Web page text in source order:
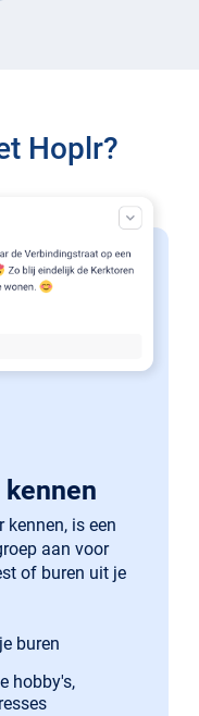
Hoplr?
kennen, is een
aan voor
of buren uit je
buren
hobby's,